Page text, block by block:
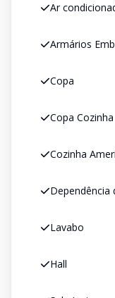
Ar
Armários
Copa
Copa Cozinha
Cozinha
Dependência
Lavabo
Hall